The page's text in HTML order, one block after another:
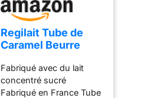
Regilait Tube de
Caramel Beurre
(L'emballage peut
varier)
Fabriqué avec du lait
concentré sucré
Fabriqué en France Tube